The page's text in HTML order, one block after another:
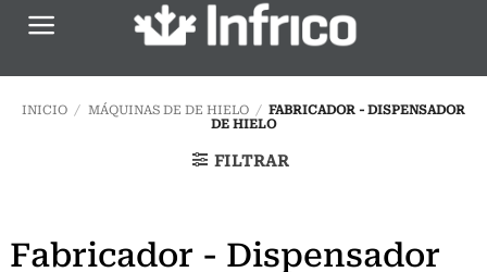
Saltar
INICIO / MÁQUINAS DE DE HIELO / FABRICADOR - DISPENSADOR
DE HIELO
FILTRAR
Fabricador - Dispensador